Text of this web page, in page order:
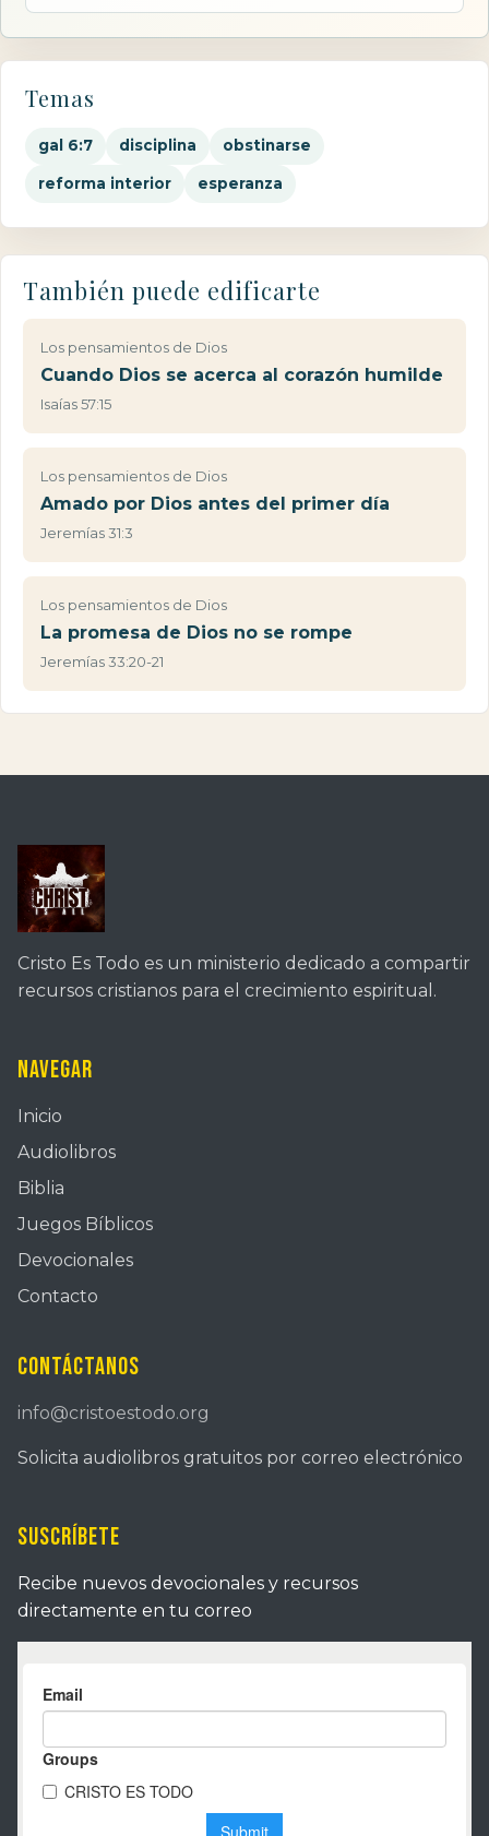
Temas
gal 6:7 disciplina obstinarse
reforma interior esperanza
También puede edificarte
Los pensamientos de Dios
Cuando Dios se acerca al corazón humilde
Isaías 57:15
Los pensamientos de Dios
Amado por Dios antes del primer día
Jeremías 31:3
Los pensamientos de Dios
La promesa de Dios no se rompe
Jeremías 33:20-21
Cristo Es Todo es un ministerio dedicado a compartir
recursos cristianos para el crecimiento espiritual.
Navegar
Inicio
Audiolibros
Biblia
Juegos Bíblicos
Devocionales
Contacto
Contáctanos
info@cristoestodo.org
Solicita audiolibros gratuitos por correo electrónico
Suscríbete
Recibe nuevos devocionales y recursos
directamente en tu correo